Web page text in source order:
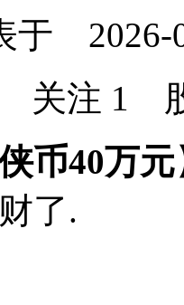
2026-
关注 1
币40万元
了.